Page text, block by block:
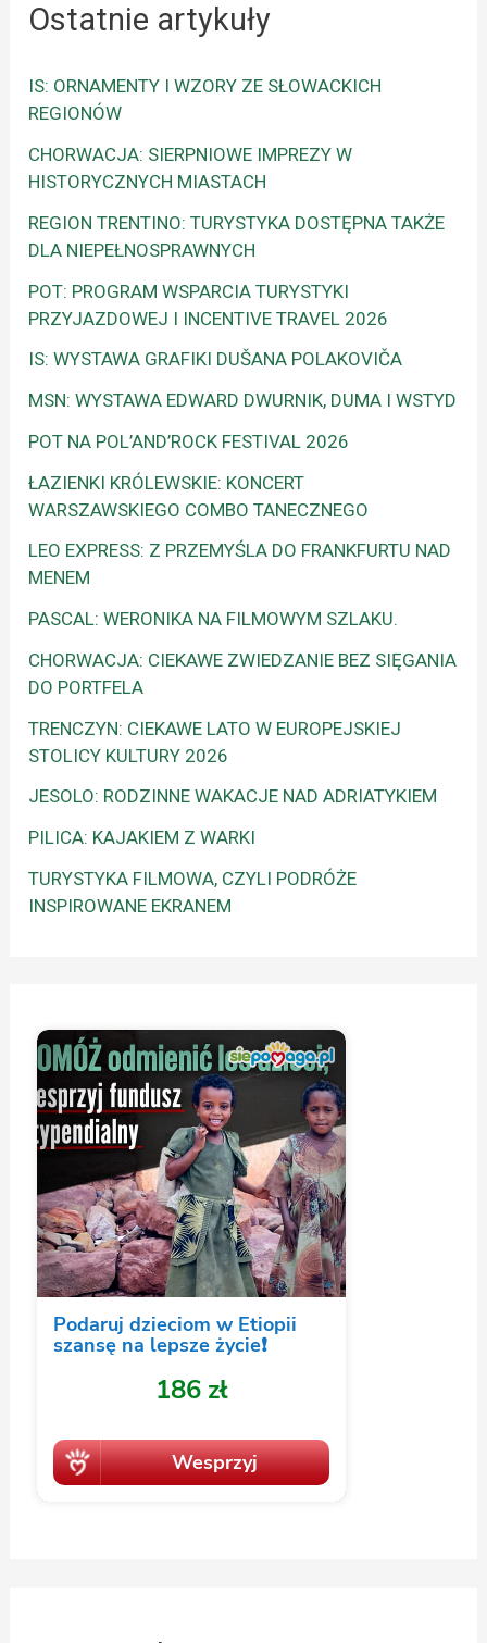
Ostatnie artykuły
IS: ORNAMENTY I WZORY ZE SŁOWACKICH
REGIONÓW
CHORWACJA: SIERPNIOWE IMPREZY W
HISTORYCZNYCH MIASTACH
REGION TRENTINO: TURYSTYKA DOSTĘPNA TAKŻE
DLA NIEPEŁNOSPRAWNYCH
POT: PROGRAM WSPARCIA TURYSTYKI
PRZYJAZDOWEJ I INCENTIVE TRAVEL 2026
IS: WYSTAWA GRAFIKI DUŠANA POLAKOVIČA
MSN: WYSTAWA EDWARD DWURNIK, DUMA I WSTYD
POT NA POL’AND’ROCK FESTIVAL 2026
ŁAZIENKI KRÓLEWSKIE: KONCERT
WARSZAWSKIEGO COMBO TANECZNEGO
LEO EXPRESS: Z PRZEMYŚLA DO FRANKFURTU NAD
MENEM
PASCAL: WERONIKA NA FILMOWYM SZLAKU.
CHORWACJA: CIEKAWE ZWIEDZANIE BEZ SIĘGANIA
DO PORTFELA
TRENCZYN: CIEKAWE LATO W EUROPEJSKIEJ
STOLICY KULTURY 2026
JESOLO: RODZINNE WAKACJE NAD ADRIATYKIEM
PILICA: KAJAKIEM Z WARKI
TURYSTYKA FILMOWA, CZYLI PODRÓŻE
INSPIROWANE EKRANEM